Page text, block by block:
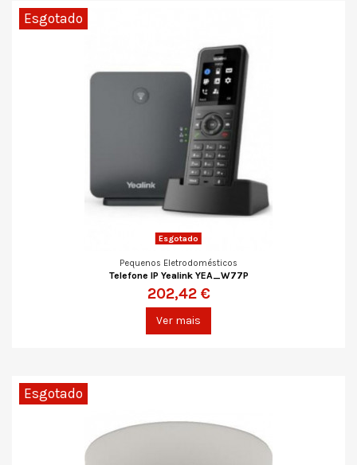
Esgotado
Esgotado
Pequenos Eletrodomésticos
Telefone IP Yealink YEA_W77P
202,42 €
Ver mais
Esgotado